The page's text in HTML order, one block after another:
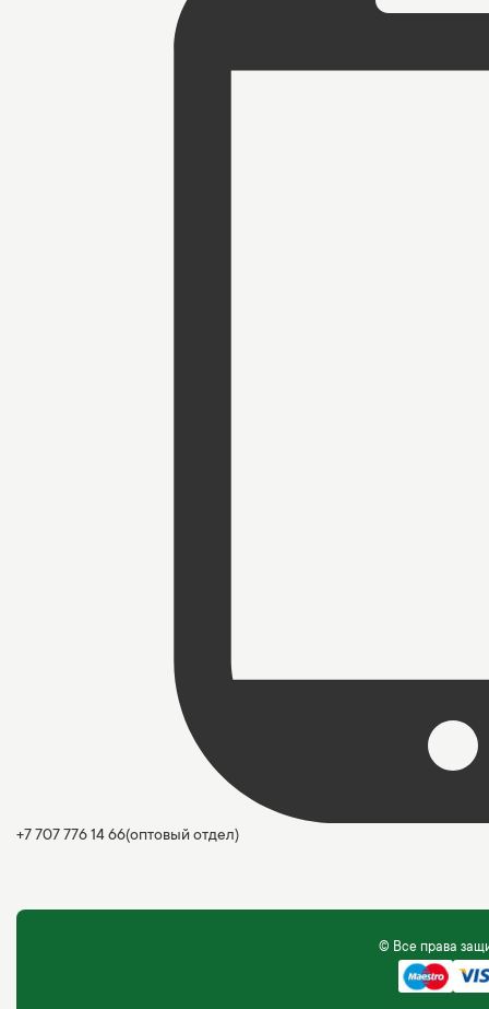
+7 707 776 14 66(оптовый отдел)
© Все права